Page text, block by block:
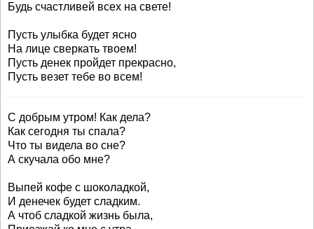
Будь счастливей всех на свете!
Пусть улыбка будет ясно
На лице сверкать твоем!
Пусть денек пройдет прекрасно,
Пусть везет тебе во всем!
С добрым утром! Как дела?
Как сегодня ты спала?
Что ты видела во сне?
А скучала обо мне?
Выпей кофе с шоколадкой,
И денечек будет сладким.
А чтоб сладкой жизнь была,